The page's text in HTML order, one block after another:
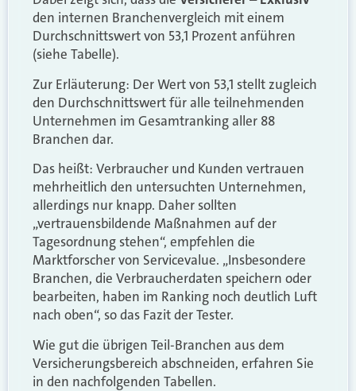
den internen Branchenvergleich mit einem
Durchschnittswert von 53,1 Prozent anführen
(siehe Tabelle).
Zur Erläuterung: Der Wert von 53,1 stellt zugleich
den Durchschnittswert für alle teilnehmenden
Unternehmen im Gesamtranking aller 88
Branchen dar.
Das heißt: Verbraucher und Kunden vertrauen
mehrheitlich den untersuchten Unternehmen,
allerdings nur knapp. Daher sollten
„vertrauensbildende Maßnahmen auf der
Tagesordnung stehen“, empfehlen die
Marktforscher von Servicevalue. „Insbesondere
Branchen, die Verbraucherdaten speichern oder
bearbeiten, haben im Ranking noch deutlich Luft
nach oben“, so das Fazit der Tester.
Wie gut die übrigen Teil-Branchen aus dem
Versicherungsbereich abschneiden, erfahren Sie
in den nachfolgenden Tabellen.